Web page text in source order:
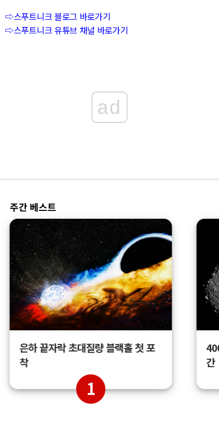
⇨스푸트니크 블로그 바로가기
⇨스푸트니크 유튜브 채널 바로가기
ad
주간 베스트
은하 끝자락 초대질량 블랙홀 첫 포
착
1
간